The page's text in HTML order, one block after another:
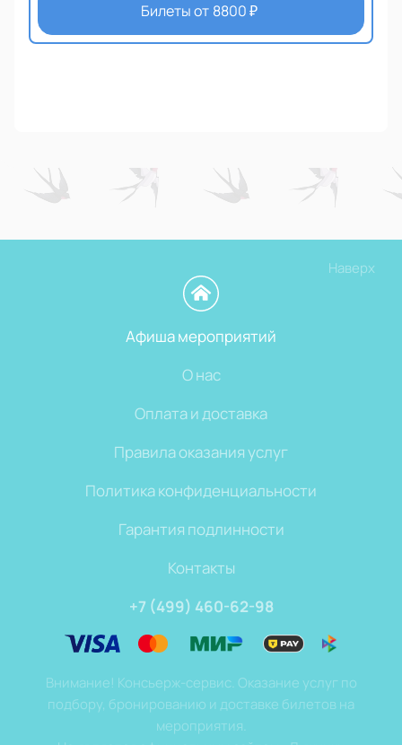
Билеты от 8800₽
Наверх
Афиша мероприятий
О нас
Оплата и доставка
Правила оказания услуг
Политика конфиденциальности
Гарантия подлинности
Контакты
+7 (499) 460-62-98
Внимание! Консьерж-сервис. Оказание услуг по
подбору, бронированию и доставке билетов на
мероприятия.